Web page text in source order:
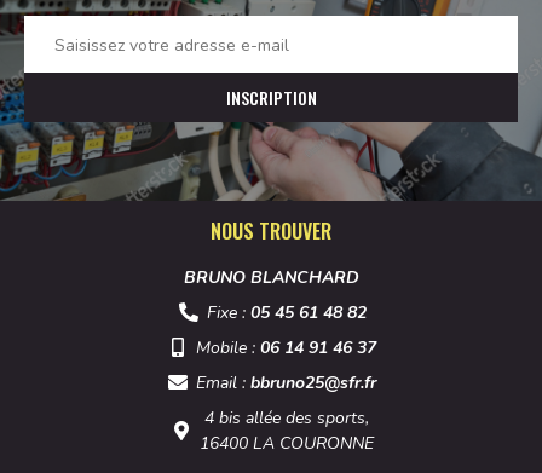
NOUS TROUVER
BRUNO BLANCHARD
Fixe : 05 45 61 48 82
Mobile : 06 14 91 46 37
Email : bbruno25@sfr.fr
4 bis allée des sports,
16400 LA COURONNE